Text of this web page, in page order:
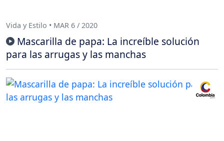
Vida y Estilo • MAR 6 / 2020
Mascarilla de papa: La increíble solución
para las arrugas y las manchas